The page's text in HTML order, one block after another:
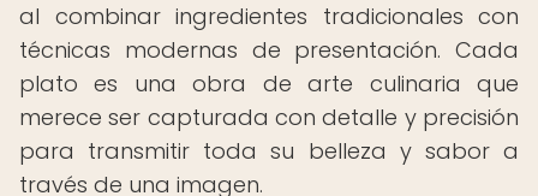
al combinar ingredientes tradicionales con
técnicas modernas de presentación. Cada
plato es una obra de arte culinaria que
merece ser capturada con detalle y precisión
para transmitir toda su belleza y sabor a
través de una imagen.